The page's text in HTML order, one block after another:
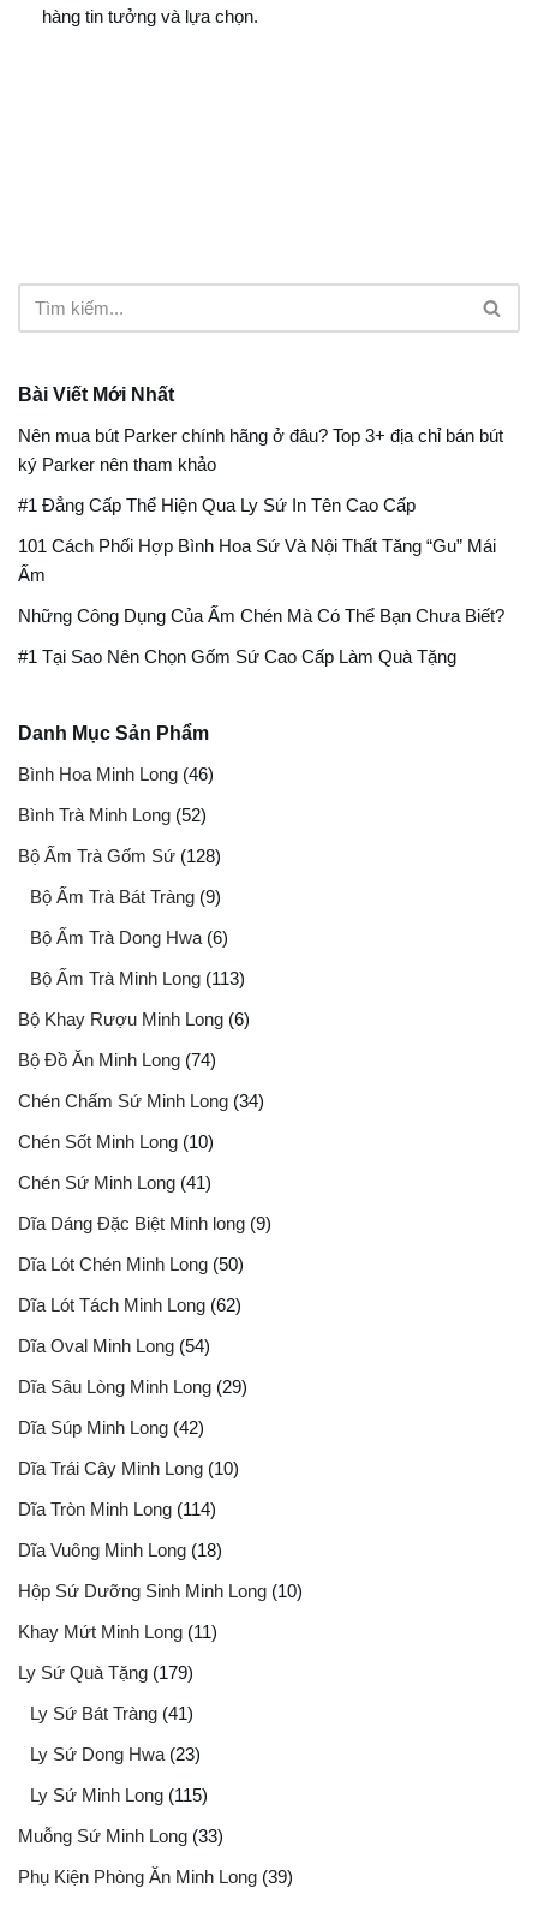
hàng tin tưởng và lựa chọn.
Bài Viết Mới Nhất
Nên mua bút Parker chính hãng ở đâu​? Top 3+ địa chỉ bán bút
ký Parker nên tham khảo
#1 Đẳng Cấp Thể Hiện Qua Ly Sứ In Tên Cao Cấp
101 Cách Phối Hợp Bình Hoa Sứ Và Nội Thất Tăng “Gu” Mái
Ấm
Những Công Dụng Của Ấm Chén Mà Có Thể Bạn Chưa Biết?
#1 Tại Sao Nên Chọn Gốm Sứ Cao Cấp Làm Quà Tặng
Danh Mục Sản Phẩm
Bình Hoa Minh Long (46)
Bình Trà Minh Long (52)
Bộ Ấm Trà Gốm Sứ (128)
Bộ Ấm Trà Bát Tràng (9)
Bộ Ấm Trà Dong Hwa (6)
Bộ Ấm Trà Minh Long (113)
Bộ Khay Rượu Minh Long (6)
Bộ Đồ Ăn Minh Long (74)
Chén Chấm Sứ Minh Long (34)
Chén Sốt Minh Long (10)
Chén Sứ Minh Long (41)
Dĩa Dáng Đặc Biệt Minh long (9)
Dĩa Lót Chén Minh Long (50)
Dĩa Lót Tách Minh Long (62)
Dĩa Oval Minh Long (54)
Dĩa Sâu Lòng Minh Long (29)
Dĩa Súp Minh Long (42)
Dĩa Trái Cây Minh Long (10)
Dĩa Tròn Minh Long (114)
Dĩa Vuông Minh Long (18)
Hộp Sứ Dưỡng Sinh Minh Long (10)
Khay Mứt Minh Long (11)
Ly Sứ Quà Tặng (179)
Ly Sứ Bát Tràng (41)
Ly Sứ Dong Hwa (23)
Ly Sứ Minh Long (115)
Muỗng Sứ Minh Long (33)
Phụ Kiện Phòng Ăn Minh Long (39)